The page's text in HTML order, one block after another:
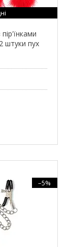
штуки пух
–5%